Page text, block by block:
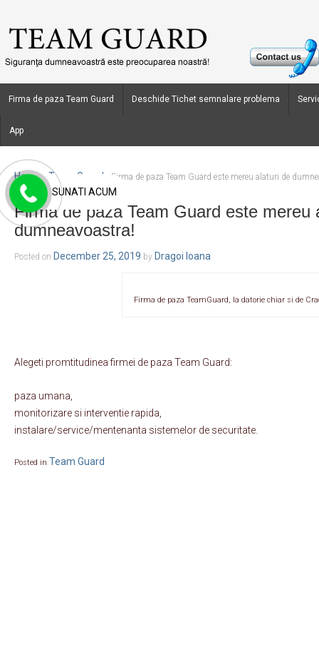
Firma de paza Team Guard Deschide Tichet semnalare problema
App
Home › Team Guard Firma de paza Team Guard este mereu alaturi de
Firma de paza Team Guard este mereu
dumneavoastra!
Posted on December 25, 2019 by Dragoi Ioana
Firma de paza TeamGuard, la datorie chiar si de
Alegeti promtitudinea firmei de paza Team Guard:
paza umana,
monitorizare si interventie rapida,
instalare/service/mentenanta sistemelor de securitate.
Posted in Team Guard
SUNATI ACUM